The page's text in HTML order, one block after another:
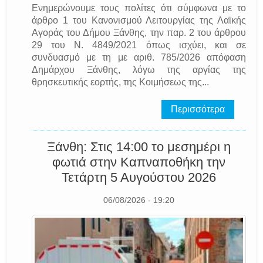
Ενημερώνουμε τους πολίτες ότι σύμφωνα με το
άρθρο 1 του Κανονισμού Λειτουργίας της Λαϊκής
Αγοράς του Δήμου Ξάνθης, την παρ. 2 του άρθρου
29 του Ν. 4849/2021 όπως ισχύει, και σε
συνδυασμό με τη με αριθ. 785/2026 απόφαση
Δημάρχου Ξάνθης, λόγω της αργίας της
θρησκευτικής εορτής, της Κοιμήσεως της...
Περισσότερα
Ξάνθη: Στις 14:00 το μεσημέρι η
φωτιά στην Καπναποθήκη την
Τετάρτη 5 Αυγούστου 2026
06/08/2026 - 19:20